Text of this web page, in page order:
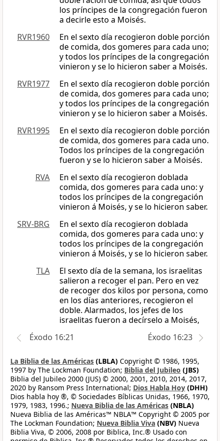
los príncipes de la congregación fueron
a decirle esto a Moisés.
RVR1960
En el sexto día recogieron doble porción
de comida, dos gomeres para cada uno;
y todos los príncipes de la congregación
vinieron y se lo hicieron saber a Moisés.
RVR1977
En el sexto día recogieron doble porción
de comida, dos gomeres para cada uno;
y todos los príncipes de la congregación
vinieron y se lo hicieron saber a Moisés.
RVR1995
En el sexto día recogieron doble porción
de comida, dos gomeres para cada uno.
Todos los príncipes de la congregación
fueron y se lo hicieron saber a Moisés.
RVA
En el sexto día recogieron doblada
comida, dos gomeres para cada uno: y
todos los príncipes de la congregación
vinieron á Moisés, y se lo hicieron saber.
SRV-BRG
En el sexto día recogieron doblada
comida, dos gomeres para cada uno: y
todos los príncipes de la congregación
vinieron á Moisés, y se lo hicieron saber.
TLA
El sexto día de la semana, los israelitas
salieron a recoger el pan. Pero en vez
de recoger dos kilos por persona, como
en los días anteriores, recogieron el
doble. Alarmados, los jefes de los
israelitas fueron a decírselo a Moisés,
Éxodo 16:21
Éxodo 16:23
La Biblia de las Américas (LBLA) Copyright © 1986, 1995,
1997 by The Lockman Foundation; Biblia del Jubileo (JBS)
Biblia del Jubileo 2000 (JUS) © 2000, 2001, 2010, 2014, 2017,
2020 by Ransom Press International; Dios Habla Hoy (DHH)
Dios habla hoy ®, © Sociedades Bíblicas Unidas, 1966, 1970,
1979, 1983, 1996.; Nueva Biblia de las Américas (NBLA)
Nueva Biblia de las Américas™ NBLA™ Copyright © 2005 por
The Lockman Foundation; Nueva Biblia Viva (NBV) Nueva
Biblia Viva, © 2006, 2008 por Biblica, Inc.® Usado con